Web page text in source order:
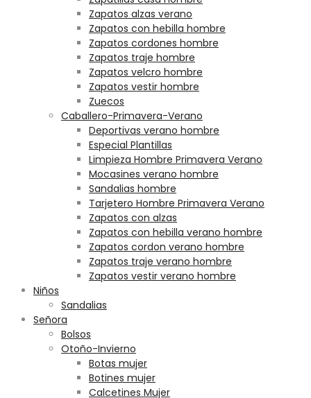
Zapatos alzas verano
Zapatos con hebilla hombre
Zapatos cordones hombre
Zapatos traje hombre
Zapatos velcro hombre
Zapatos vestir hombre
Zuecos
Caballero-Primavera-Verano
Deportivas verano hombre
Especial Plantillas
Limpieza Hombre Primavera Verano
Mocasines verano hombre
Sandalias hombre
Tarjetero Hombre Primavera Verano
Zapatos con alzas
Zapatos con hebilla verano hombre
Zapatos cordon verano hombre
Zapatos traje verano hombre
Zapatos vestir verano hombre
Niños
Sandalias
Señora
Bolsos
Otoño-Invierno
Botas mujer
Botines mujer
Calcetines Mujer